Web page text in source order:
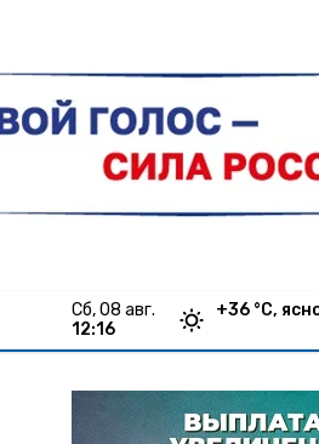
сб, 08 авг.
12:16
+36 °С,